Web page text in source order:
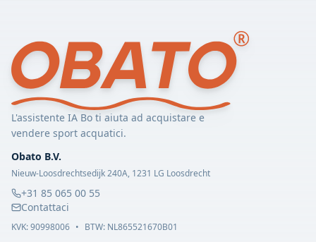
L'assistente IA Bo ti aiuta ad acquistare e
vendere sport acquatici.
Obato B.V.
Nieuw-Loosdrechtsedijk 240A, 1231 LG Loosdrecht
+31 85 065 00 55
Contattaci
KVK:90998006 • BTW: NL865521670B01